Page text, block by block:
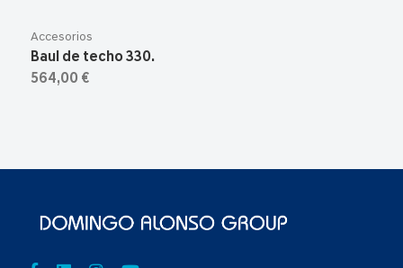
Accesorios
Baul de techo 330.
564,00 €